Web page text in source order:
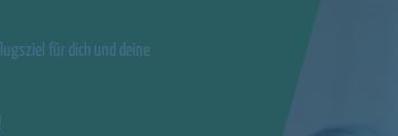
für dich und deine